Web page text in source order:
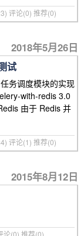
评论(0) 推荐(0)
2018年5月26日
试
务调度模块的实现
with-redis 3.0
由于 Redis 并
评论(1) 推荐(0)
2015年8月12日
论(0) 推荐(0)